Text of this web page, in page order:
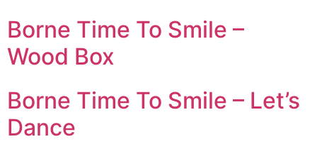
Borne Time To Smile –
Wood Box
Borne Time To Smile – Let’s
Dance